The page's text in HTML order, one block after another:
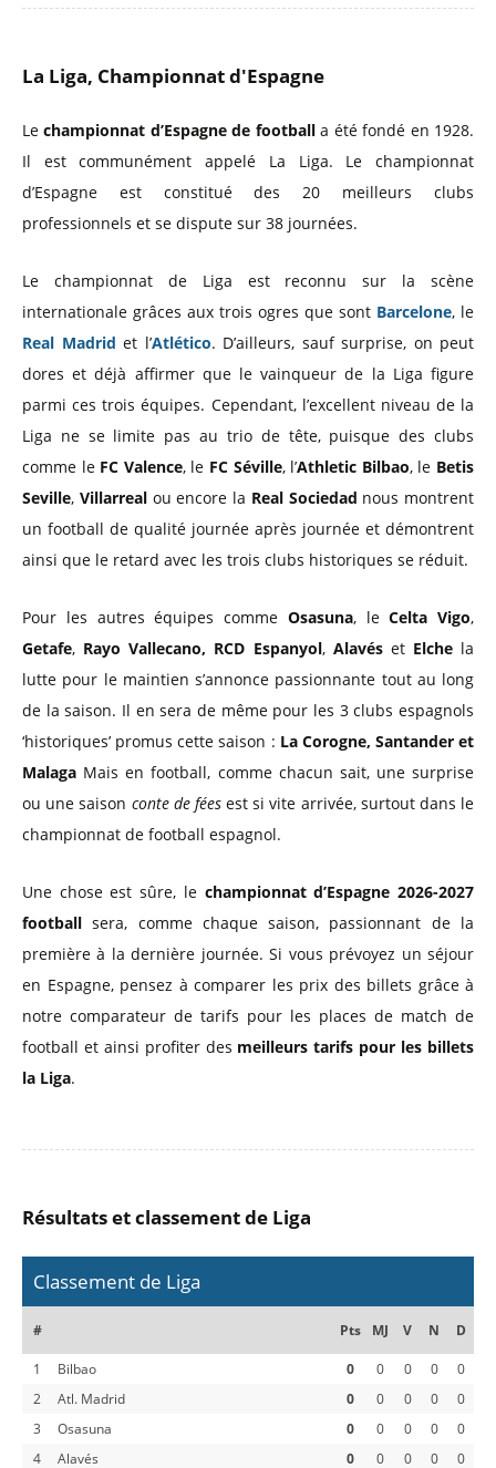
La Liga, Championnat d'Espagne
Lechampionnat d’Espagne de footballa été fondé en 1928.
Il est communément appelé La Liga. Le championnat
d’Espagne est constitué des 20 meilleurs clubs
professionnels et se dispute sur 38 journées.
Le championnat de Liga est reconnu sur la scène
internationale grâces aux trois ogres que sont Barcelone, le
Real Madrid et l’Atlético. D’ailleurs, sauf surprise, on peut
dores et déjà affirmer que le vainqueur de la Liga figure
parmi ces trois équipes. Cependant, l’excellent niveau de la
Liga ne se limite pas au trio de tête, puisque des clubs
comme le FC Valence, le FC Séville, l’Athletic Bilbao, le Betis
Seville, Villarrealou encore la Real Sociedad nous montrent
un football de qualité journée après journée et démontrent
ainsi que le retard avec les trois clubs historiques se réduit.
Pour les autres équipes comme Osasuna, leCelta Vigo,
Getafe, Rayo Vallecano, RCD Espanyol, Alavéset Elchela
lutte pour le maintien s’annonce passionnante tout au long
de la saison. Il en sera de même pour les 3 clubs espagnols
‘historiques’ promus cette saison : La Corogne, Santander et
Malaga Mais en football, comme chacun sait, une surprise
ou une saison conte de féesest si vite arrivée, surtout dans le
championnat de football espagnol.
Une chose est sûre, le championnat d’Espagne 2026-2027
football sera, comme chaque saison, passionnant de la
première à la dernière journée. Si vous prévoyez un séjour
en Espagne, pensez à comparer les prix des billets grâce à
notre comparateur de tarifs pour les places de match de
football et ainsi profiter des meilleurs tarifs pour les billets
la Liga.
Résultats et classement de Liga
Classement de Liga
# Pts MJ V N D
1 Bilbao 0 0 0 0
0
2
Atl. Madrid 0 0 0 0
0
3
Osasuna 0 0 0 0
0
4
Alavés 0 0 0 0 0